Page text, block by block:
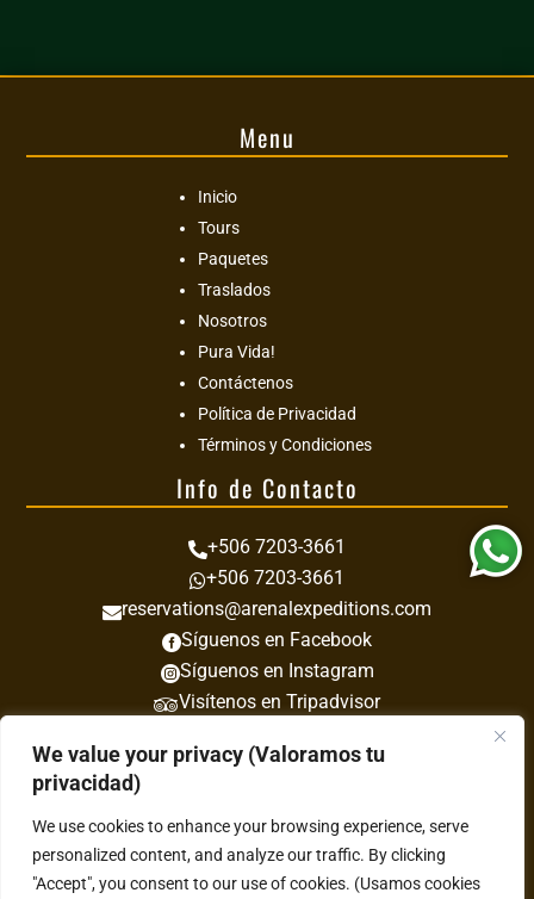
We value your privacy (Valoramos tu
privacidad)
We use cookies to enhance your browsing experience, serve
personalized content, and analyze our traffic. By clicking
"Accept", you consent to our use of cookies. (Usamos cookies
Menu
Inicio
Tours
Paquetes
Traslados
Nosotros
Pura Vida!
Contáctenos
Política de Privacidad
Términos y Condiciones
Info de Contacto
+506 7203-3661
+506 7203-3661
reservations@arenalexpeditions.com
Síguenos en Facebook
Síguenos en Instagram
Visítenos en Tripadvisor
Acepta